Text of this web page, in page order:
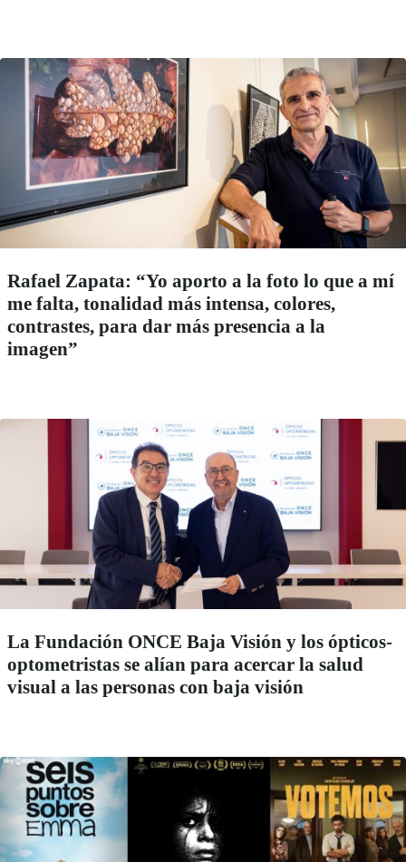
Rafael Zapata: “Yo aporto a la foto lo que a mí
me falta, tonalidad más intensa, colores,
contrastes, para dar más presencia a la
imagen”
La Fundación ONCE Baja Visión y los ópticos-
optometristas se alían para acercar la salud
visual a las personas con baja visión